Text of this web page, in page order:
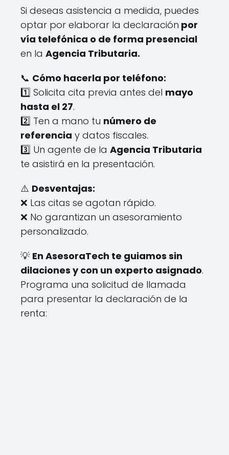
Si deseas asistencia a medida, puedes
optar por elaborar la declaración por
vía telefónica o de forma presencial
en la Agencia Tributaria.
📞 Cómo hacerla por teléfono:
1️⃣ Solicita cita previa antes del mayo
hasta el 27.
2️⃣ Ten a mano tu número de
referencia y datos fiscales.
3️⃣ Un agente de la Agencia Tributaria
te asistirá en la presentación.
⚠️ Desventajas:
❌ Las citas se agotan rápido.
❌ No garantizan un asesoramiento
personalizado.
💡 En AsesoraTech te guiamos sin
dilaciones y con un experto asignado.
Programa una solicitud de llamada
para presentar la declaración de la
renta: